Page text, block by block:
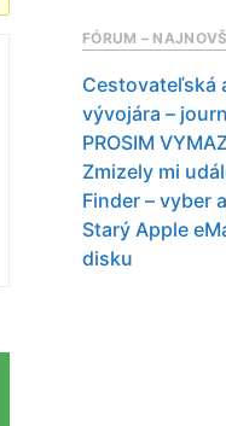
FÓRUM –
Cestovateľská
vývojára –
PROSIM
Zmizely mi
Finder – vyber
Starý Apple
disku